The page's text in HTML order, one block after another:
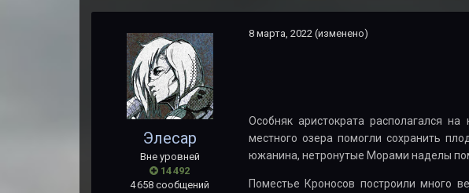
Элесар
Вне уровней
14 492
4 658 сообщений
8 марта, 2022 (изменено)
Особняк аристократа располагался
местного озера помогли сохранить
южанина, нетронутые Морами наделы
Поместье Кроносов построили много